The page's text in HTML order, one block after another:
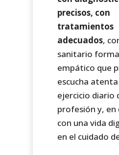
precisos, con
tratamientos
adecuados,
sanitario
empático que
escucha
ejercicio diario
profesión y,
con una vida
en el cuidado